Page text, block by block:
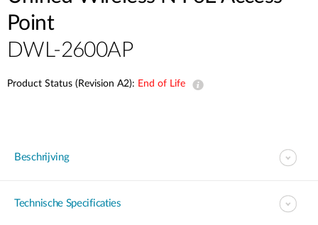
Point
DWL-2600AP
Product Status (Revision A2): End of Life
Beschrijving
Technische Specificaties